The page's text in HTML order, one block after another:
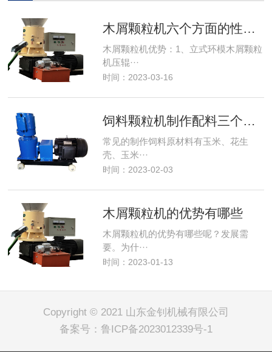
木屑颗粒机优势：1、立式环模木屑颗粒
机压辊···
时间：2023-03-16
常见的制作饲料原材料有玉米、花生
壳、玉米···
时间：2023-02-03
木屑颗粒机的优势有哪些
木屑颗粒机的优势有哪些呢？发展需
要。为什···
时间：2023-01-13
Copyright © 2021 山东金钊机械有限公司
备案号： 鲁ICP备2023012339号-1